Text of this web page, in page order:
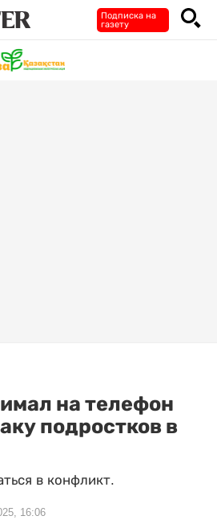
Подписка на
газету
на телефон
подростков в
в конфликт.
16:06